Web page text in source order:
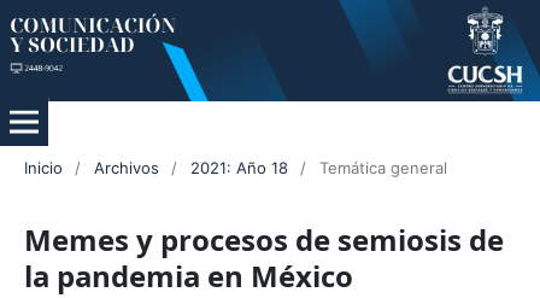
Inicio / Archivos / 2021: Año 18 / Temática general
Memes y procesos de semiosis de
la pandemia en México